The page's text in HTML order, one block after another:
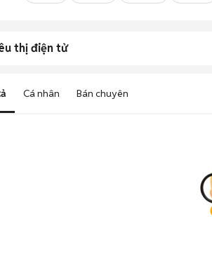
thị điện tử
Cá nhân Bán chuyên